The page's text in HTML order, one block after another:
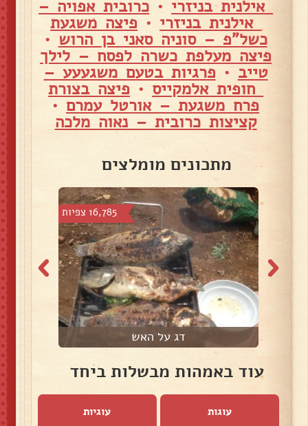
אילנית בניזרי • כרובית אפויה –
אילנית בניזרי • פיצה משגעת
כשל"פ – סוניה סאני בן הרוש •
פיצה מעלפת כשרה לפסח – לילך
טייב • פרגיות בטעם משגעעע –
חופית אלמקייס • פיצה בצורת
פרח משגעת – אורטל עמרם •
קציצות כרובית – נאוה מלכה
מתכונים מומלצים
16,785 צפיות
דג על האש
עוד באמהות מבשלות ביחד
עוגות עוגיות